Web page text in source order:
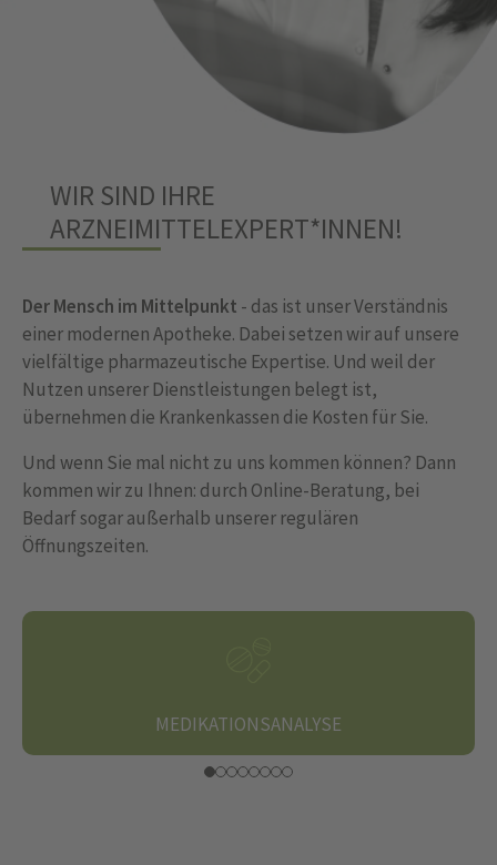
WIR SIND IHRE
ARZNEIMITTELEXPERT*INNEN!
Der Mensch im Mittelpunkt - das ist unser Verständnis
einer modernen Apotheke. Dabei setzen wir auf unsere
vielfältige pharmazeutische Expertise. Und weil der
Nutzen unserer Dienstleistungen belegt ist,
übernehmen die Krankenkassen die Kosten für Sie.
Und wenn Sie mal nicht zu uns kommen können? Dann
kommen wir zu Ihnen: durch Online-Beratung, bei
Bedarf sogar außerhalb unserer regulären
Öffnungszeiten.
MEDIKATIONSANALYSE